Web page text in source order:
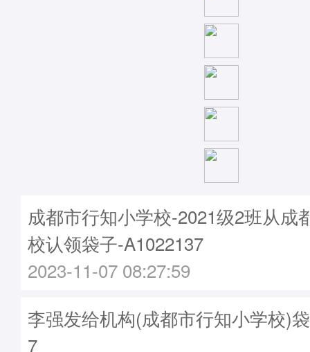
成都市行知小学校-2021级2班从成
校认领袋子-A1022137
2023-11-07 08:27:59
李强发给机构(成都市行知小学校)
7